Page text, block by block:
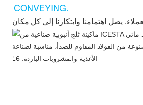
CONVEYING.